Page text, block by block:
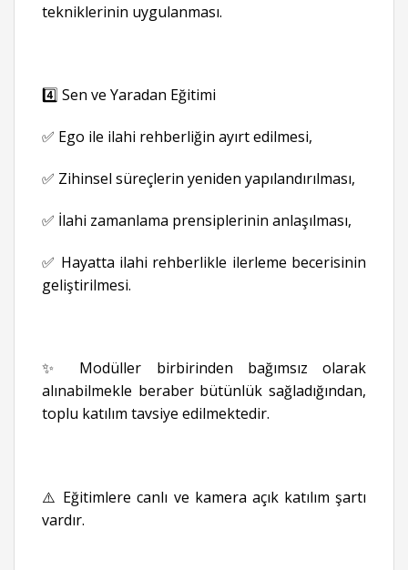
tekniklerinin uygulanması.
4️⃣ Sen ve Yaradan Eğitimi
✅ Ego ile ilahi rehberliğin ayırt edilmesi,
✅ Zihinsel süreçlerin yeniden yapılandırılması,
✅ İlahi zamanlama prensiplerinin anlaşılması,
✅ Hayatta ilahi rehberlikle ilerleme becerisinin
geliştirilmesi.
✨ Modüller birbirinden bağımsız olarak
alınabilmekle beraber bütünlük sağladığından,
toplu katılım tavsiye edilmektedir.
⚠️ Eğitimlere canlı ve kamera açık katılım şartı
vardır.